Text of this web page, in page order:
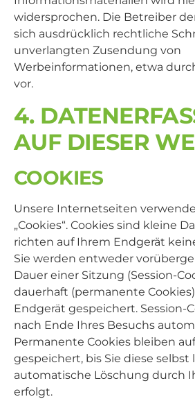
widersprochen. Die Betreiber
sich ausdrücklich rechtliche
unverlangten Zusendung von
Werbeinformationen, etwa
vor.
4.
AUF DIESER
COOKIES
Unsere Internetseiten
„Cookies“. Cookies sind kleine
richten auf Ihrem Endgerät
Sie werden entweder
Dauer einer Sitzung (Session-
dauerhaft (permanente
Endgerät gespeichert. Session-
nach Ende Ihres Besuchs
Permanente Cookies bleiben
gespeichert, bis Sie diese selbst
automatische Löschung durch
erfolgt.